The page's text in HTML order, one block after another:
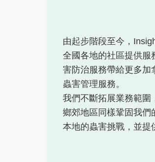
由起步階段至今，
全國各地的社區提供服
害防治服務帶給更多加
蟲害管理服務。
我們不斷拓展業務範圍
鄉郊地區同樣鞏固我們
本地的蟲害挑戰，並提